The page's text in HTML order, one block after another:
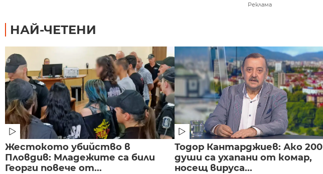
Реклама
НАЙ-ЧЕТЕНИ
Жестокото убийство в
Пловдив: Младежите са били
Георги повече от...
Тодор Кантарджиев: Ако 200
души са ухапани от комар,
носещ вируса...